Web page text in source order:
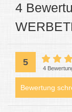
4
5
4
Bewertung